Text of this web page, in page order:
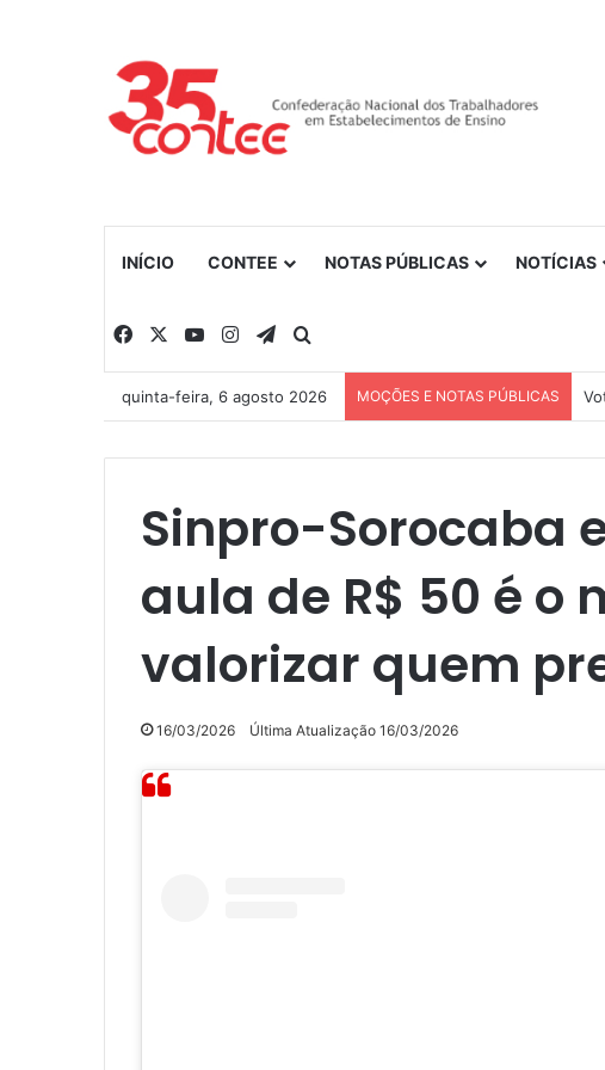
INÍCIO CONTEE NOTAS PÚBLICAS NOTÍCIAS
Facebook YouTubeInstagramTelegram
quinta-feira, 6 agosto 2026 MOÇÕES E NOTAS PÚBLICAS
Sinpro-Sorocaba
aula de R$ 50 é o
valorizar quem
16/03/2026 Última Atualização 16/03/2026